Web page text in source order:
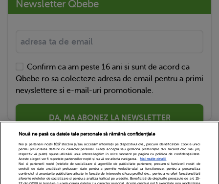
Newsletter Qbebe
Confirm ca am peste 16 ani si sunt de acord ca
Qbebe.ro sa colecteze adresa de email pentru a primi
newslettere si e-mail-uri promotionale.
DA, MA ABONEZ LA NEWSLETTER
Nouă ne pasă ca datele tale personale să rămână confidențiale
Noi și partenerii noștri 1017stocăm și/sau accesăm informații pe dispozitivul dvs., precum identificatorii cookie unici
pentru prelucrarea datelor cu caracter personal. Puteți accepta sau gestiona preferințele dvs. făcând clic mai jos,
respectiv vă puteți opune utilizării unui interes legitim în orice moment pe pagina cu politica de confidențialitate.
Aceste alegeri vor fi raportate partenerilor noștri și nu vă vor afecta navigarea.
Mai multe detalii
Noi si partenerii nostri (retelele de socializare si agentiile de publicitate partenere, precum si furnizorii nostri de
servicii de date analitice) prelucram date pentru a permite website-ului sa functioneze, pentru a personaliza
continutul si anunturile publicitare afisate in functie de interesele si/sau profilul dvs., pentru a va oferi functionalitati
aferente retelelor de socializare si pentru a analiza traficul pe website. Beneficiati de drepturile prevazute de art. 15-